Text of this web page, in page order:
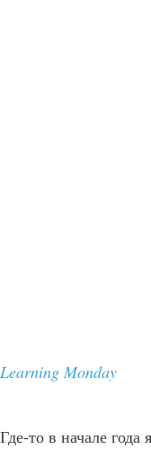
Learning Monday
Где-то в начале